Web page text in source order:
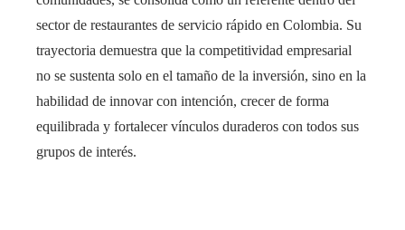
sector de restaurantes de servicio rápido en Colombia. Su
trayectoria demuestra que la competitividad empresarial
no se sustenta solo en el tamaño de la inversión, sino en la
habilidad de innovar con intención, crecer de forma
equilibrada y fortalecer vínculos duraderos con todos sus
grupos de interés.